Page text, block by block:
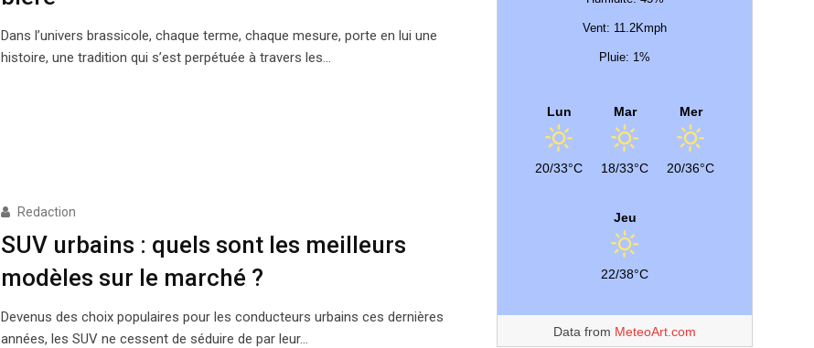
Dans l’univers brassicole, chaque terme, chaque mesure, porte en lui une
histoire, une tradition qui s’est perpétuée à travers les…
Redaction
SUV urbains : quels sont les meilleurs
modèles sur le marché ?
Devenus des choix populaires pour les conducteurs urbains ces dernières
années, les SUV ne cessent de séduire de par leur…
Vent: 11.2Kmph
Pluie: 1%
Lun
20/33°C
Mar
18/33°C
Mer
20/36°C
Jeu
22/38°C
Data from MeteoArt.com